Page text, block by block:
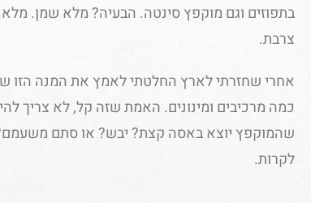
בתפוזים וגם מוקפץ סינטה. הבעיה? מלא שמן.
צרבת.
אחרי שחזרתי לארץ החלטתי לאמץ את המנה הזו
כמה מרכיבים ומינונים. האמת שזה קל, לא צריך
שהמוקפץ יוצא באסה קצת? יבש? או סתם
לקרות.